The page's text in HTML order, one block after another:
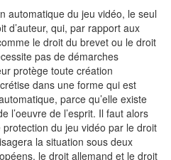
automatique du jeu vidéo, le seul
d’auteur, qui, par rapport aux
le droit du brevet ou le droit
pas de démarches
protège toute création
dans une forme qui est
parce qu’elle existe
l’oeuvre de l’esprit. Il faut alors
du jeu vidéo par le droit
la situation sous deux
le droit allemand et le droit